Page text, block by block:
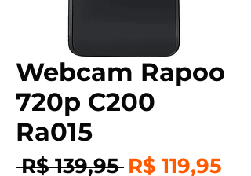
Webcam Rapoo
720p C200
Ra015
R$ 139,95 Preço
R$ 119,95